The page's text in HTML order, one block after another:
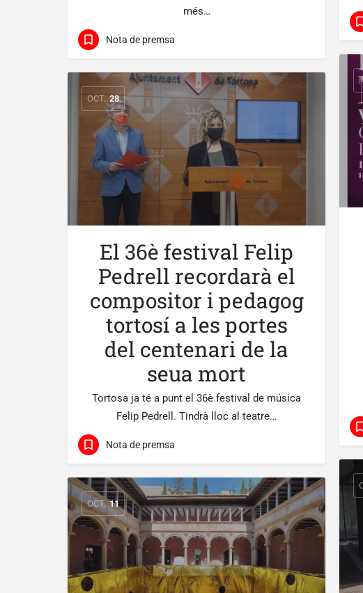
més…
Nota de premsa
OCT. 28
El 36è festival Felip
Pedrell recordarà el
compositor i pedagog
tortosí a les portes
del centenari de la
seua mort
Tortosa ja té a punt el 36è festival de música
Felip Pedrell. Tindrà lloc al teatre…
Nota de premsa
OCT. 11